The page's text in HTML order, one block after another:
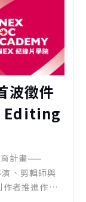
四位導師，
與產業專家——
、
際實務經驗，
環節，將全
分享，協助製
力與未來發
案討論、案例
錄片專案在製
期待透過導
案規劃能
性。 活動全
格
紀錄片計
波徵件
Editing
育計畫——
剪輯師與
者推進作品